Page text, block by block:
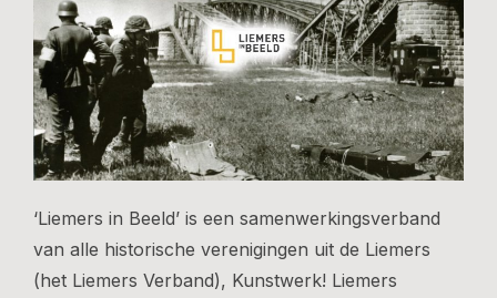
‘Liemers in Beeld’ is een samenwerkingsverband
van alle historische verenigingen uit de Liemers
(het Liemers Verband), Kunstwerk! Liemers